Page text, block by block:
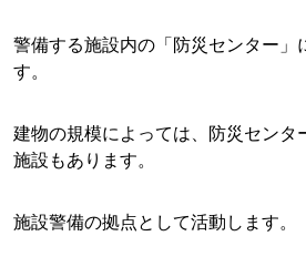
警備する施設内の「防災センター」
す。
建物の規模によっては、防災センタ
施設もあります。
施設警備の拠点として活動します。